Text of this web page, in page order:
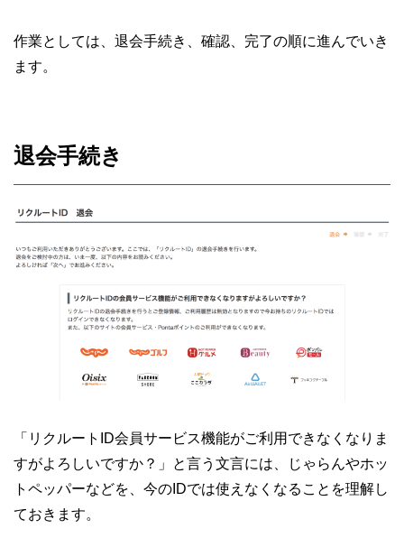
作業としては、退会手続き、確認、完了の順に進んでいき
ます。
退会手続き
「リクルートID会員サービス機能がご利用できなくなりま
すがよろしいですか？」と言う文言には、じゃらんやホッ
トペッパーなどを、今のIDでは使えなくなることを理解し
ておきます。